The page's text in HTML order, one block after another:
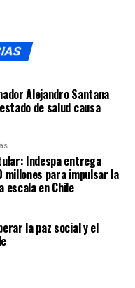
Alejandro Santana
de salud causa
Indespa entrega
para impulsar la
escala en Chile
la paz social y el